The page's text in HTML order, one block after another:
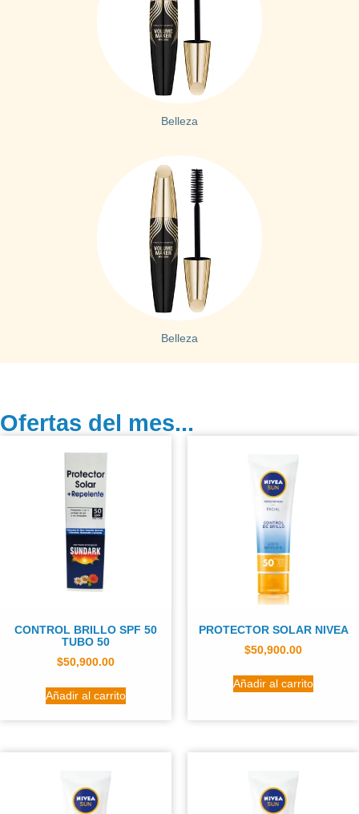
Belleza
Belleza
Ofertas del mes...
CONTROL BRILLO SPF 50
TUBO 50
$50,900.00
Añadir al carrito
PROTECTOR SOLAR NIVEA
$50,900.00
Añadir al carrito